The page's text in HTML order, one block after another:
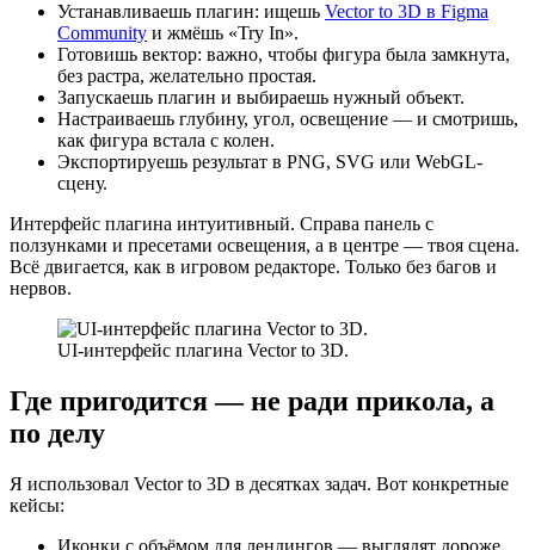
Устанавливаешь плагин: ищешь Vector to 3D в Figma
Community и жмёшь «Try In».
Готовишь вектор: важно, чтобы фигура была замкнута,
без растра, желательно простая.
Запускаешь плагин и выбираешь нужный объект.
Настраиваешь глубину, угол, освещение — и смотришь,
как фигура встала с колен.
Экспортируешь результат в PNG, SVG или WebGL-
сцену.
Интерфейс плагина интуитивный. Справа панель с
ползунками и пресетами освещения, а в центре — твоя сцена.
Всё двигается, как в игровом редакторе. Только без багов и
нервов.
UI-интерфейс плагина Vector to 3D.
Где пригодится — не ради прикола, а
по делу
Я использовал Vector to 3D в десятках задач. Вот конкретные
кейсы: